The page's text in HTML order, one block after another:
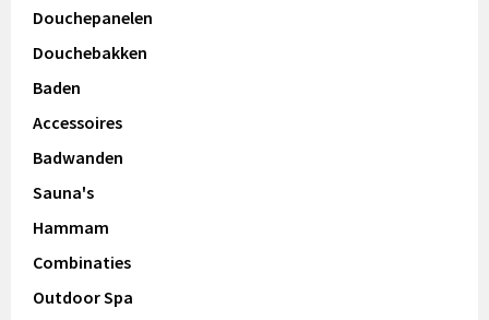
Douchepanelen
Douchebakken
Baden
Accessoires
Badwanden
Sauna's
Hammam
Combinaties
Outdoor Spa